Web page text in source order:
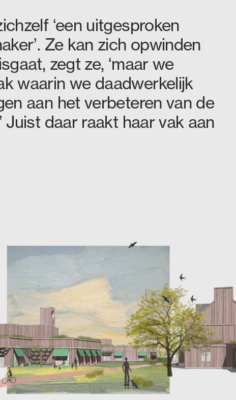
‘een uitgesproken
Ze kan zich opwinden
zegt ze, ‘maar we
waarin we daadwerkelijk
aan het verbeteren van de
Juist daar raakt haar vak aan